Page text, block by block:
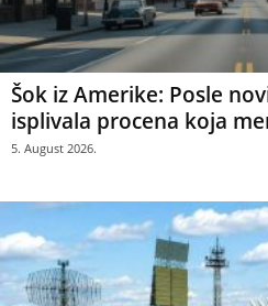
Šok iz Amerike: Posle
isplivala procena koja
5. August 2026.